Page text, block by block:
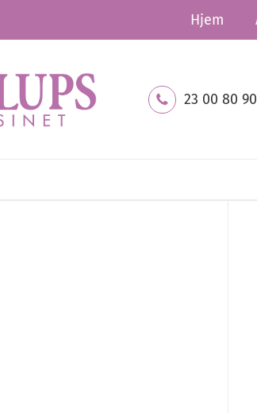
Hjem
23 00 80 90